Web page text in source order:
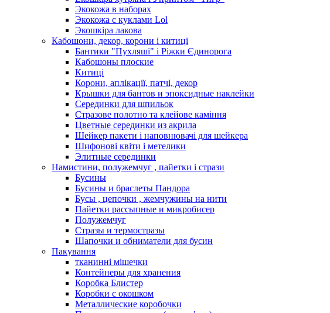
Экокожа в наборах
Экокожа с куклами Lol
Экошкiра лакова
Кабошони, декор, корони і китиці
Бантики "Пухляші" і Ріжки Єдинорога
Кабошоны плоские
Китиці
Корони, аплікації, патчі, декор
Крышки для бантов и эпоксидные наклейки
Серединки для шпильок
Стразове полотно та клейове каміння
Цветные серединки из акрила
Шейкер пакети і наповнювачі для шейкера
Шифонові квіти і метелики
Элитные серединки
Намистини, полужемчуг , пайетки і стрази
Бусины
Бусины и браслеты Пандора
Бусы , цепочки , жемчужины на нити
Пайетки рассыпные и микробисер
Полужемчуг
Стразы и термостразы
Шапочки и обниматели для бусин
Пакування
тканинні мішечки
Контейнеры для хранения
Коробка Блистер
Коробки с окошком
Металлические коробочки